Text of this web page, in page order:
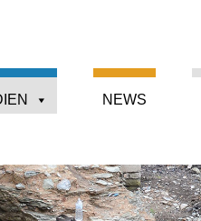
NEWS